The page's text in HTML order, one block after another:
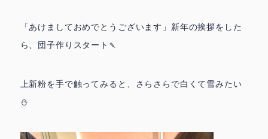
「あけましておめでとうございます」新年の挨拶をした
ら、団子作りスタート🍡
上新粉を手で触ってみると、さらさらで白くて雪みたい
⛄️